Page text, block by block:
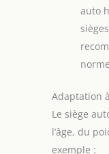
auto
Adaptation
Le siège
l’âge, du
exemple :